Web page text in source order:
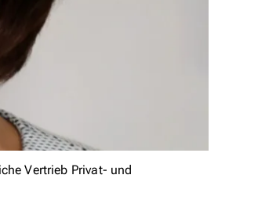
Vertrieb Privat- und